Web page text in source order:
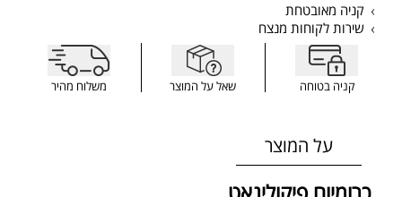
קניה מאובטחת
שירות לקוחות מנצח
קניה בטוחה שאל על המוצר משלוח מהיר
על המוצר